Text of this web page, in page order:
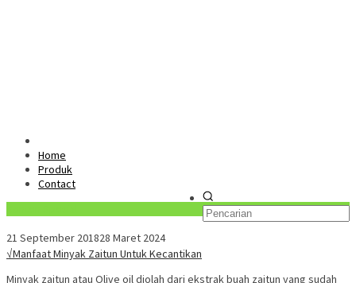
Home
Produk
Contact
21 September 201828 Maret 2024
√Manfaat Minyak Zaitun Untuk Kecantikan
Minyak zaitun atau Olive oil diolah dari ekstrak buah zaitun yang sudah